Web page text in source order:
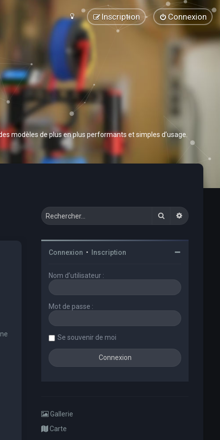
Connexion
Inscription
modèles de plus en plus performants et simples d’usage.
Rechercher
Connexion • Inscription
Nom d’utilisateur :
Mot de passe :
Se souvenir de moi
Gallerie
Carte